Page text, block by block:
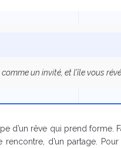
un invité, et l’île vous
d’un rêve qui prend forme.
rencontre, d’un partage.